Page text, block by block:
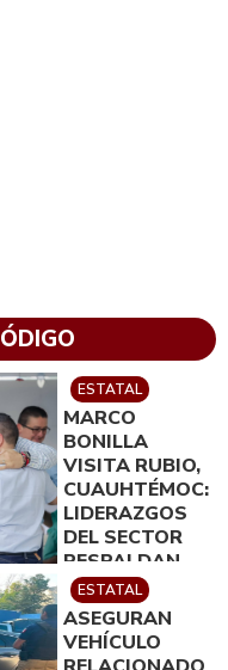
ESTATAL
MARCO
BONILLA
VISITA RUBIO,
CUAUHTÉMOC:
LIDERAZGOS
DEL SECTOR
RESPALDAN
SU TRABAJO
EN
CHIHUAHUA
ESTATAL
ASEGURAN
VEHÍCULO